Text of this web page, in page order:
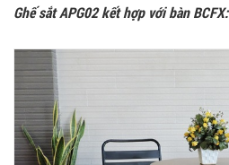
Ghế sắt APG02 kết hợp với bàn BCFX: